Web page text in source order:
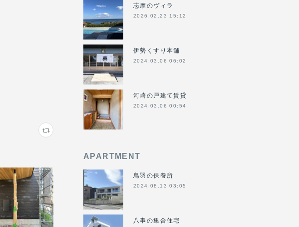
志摩のヴィラ
2026.02.23 15:12
伊勢くすり本舗
2024.03.06 06:02
河崎の戸建て賃貸
2024.03.06 00:54
APARTMENT
鳥羽の保養所
2024.08.13 03:05
八事の集合住宅